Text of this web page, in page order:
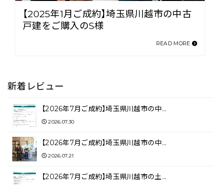
【2025年1月ご成約】埼玉県川越市の中古
戸建をご購入のS様
READ MORE
新着レビュー
【2026年7月ご成約】埼玉県川越市の中…
2026.07.30
【2026年7月ご成約】埼玉県川越市の中…
2026.07.21
【2026年7月ご成約】埼玉県川越市の土…